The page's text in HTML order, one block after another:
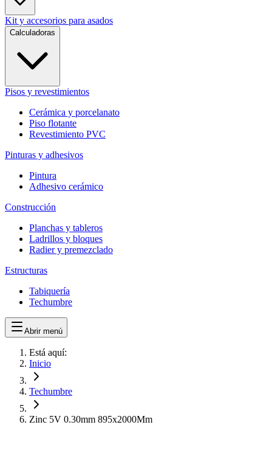
Kit y accesorios para asados
Calculadoras
Pisos y revestimientos
Cerámica y porcelanato
Piso flotante
Revestimiento PVC
Pinturas y adhesivos
Pintura
Adhesivo cerámico
Construcción
Planchas y tableros
Ladrillos y bloques
Radier y premezclado
Estructuras
Tabiquería
Techumbre
Abrir menú
Está aquí:
Inicio
Techumbre
Zinc 5V 0.30mm 895x2000Mm